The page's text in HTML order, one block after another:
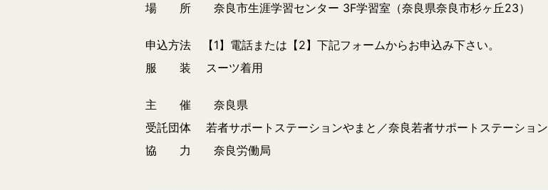
場 所 奈良市生涯学習センター 3F学習室（奈良県奈良市杉ヶ丘23）
申込方法 【1】電話または【2】下記フォームからお申込み下さい。
服 装 スーツ着用
主 催 奈良県
受託団体 若者サポートステーションやまと／奈良若者サポートステーション
協 力 奈良労働局